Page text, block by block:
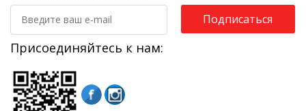
Подписаться
Присоединяйтесь к нам: